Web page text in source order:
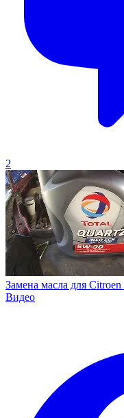
2
Замена масла для
Видео